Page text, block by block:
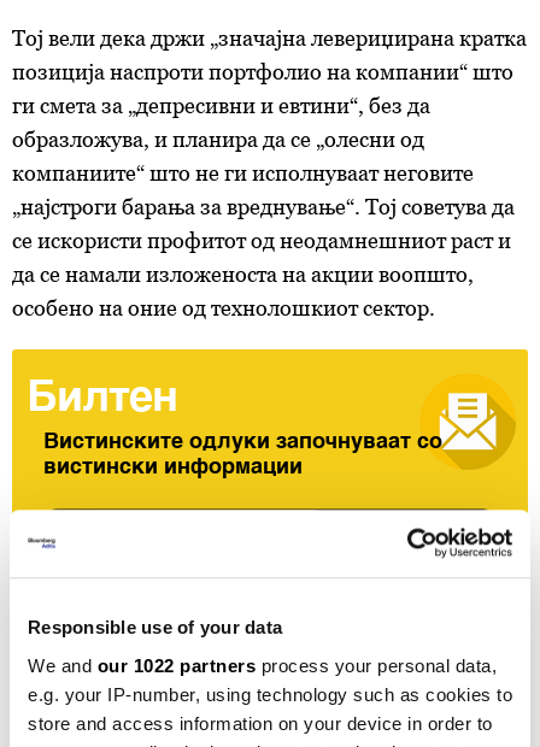
Responsible use of your data
We and our 1022 partners process your personal data,
e.g. your IP-number, using technology such as cookies to
store and access information on your device in order to
Тој вели дека држи „значајна левериџирана кратка
позиција наспроти портфолио на компании“ што
ги смета за „депресивни и евтини“, без да
образложува, и планира да се „олесни од
компаниите“ што не ги исполнуваат неговите
„најстроги барања за вреднување“. Тој советува да
се искористи профитот од неодамнешниот раст и
да се намали изложеноста на акции воопшто,
особено на оние од технолошкиот сектор.
Билтен
Вистинските одлуки започнуваат со
вистински информации
Претплати се
„Дури и ако се чини дека има повеќе време, секој
што има среќа да ги користи овие параболични
движења, со тоа што не продава, се обложува на
сопствената способност да скокне навреме на или